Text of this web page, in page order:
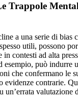
Trappole
a una serie di bias
utili, possono
in contesti ad alta
esempio, può indurre
che confermano le
evidenze contrarie.
un’errata valutazione